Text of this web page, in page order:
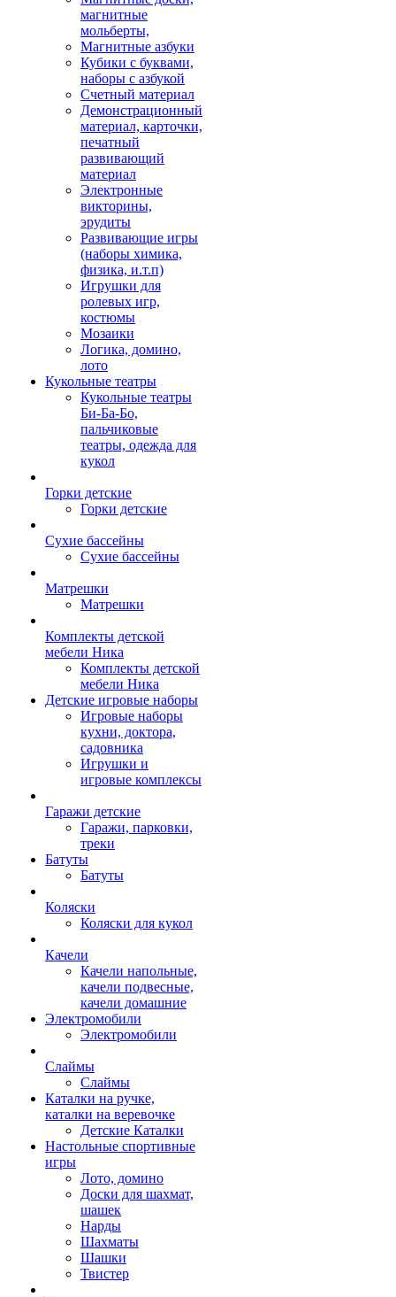
магнитные
мольберты,
Магнитные азбуки
Кубики с буквами,
наборы с азбукой
Счетный материал
Демонстрационный
материал, карточки,
печатный
развивающий
материал
Электронные
викторины,
эрудиты
Развивающие игры
(наборы химика,
физика, и.т.п)
Игрушки для
ролевых игр,
костюмы
Мозаики
Логика, домино,
лото
Кукольные театры
Кукольные театры
Би-Ба-Бо,
пальчиковые
театры, одежда для
кукол
Горки детские
Горки детские
Сухие бассейны
Сухие бассейны
Матрешки
Матрешки
Комплекты детской
мебели Ника
Комплекты детской
мебели Ника
Детские игровые наборы
Игровые наборы
кухни, доктора,
садовника
Игрушки и
игровые комплексы
Гаражи детские
Гаражи, парковки,
треки
Батуты
Батуты
Коляски
Коляски для кукол
Качели
Качели напольные,
качели подвесные,
качели домашние
Электромобили
Электромобили
Слаймы
Слаймы
Каталки на ручке,
каталки на веревочке
Детские Каталки
Настольные спортивные
игры
Лото, домино
Доски для шахмат,
шашек
Нарды
Шахматы
Шашки
Твистер